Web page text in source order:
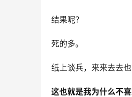
结果呢？
死的多。
纸上谈兵，来来去去
这也就是我为什么不